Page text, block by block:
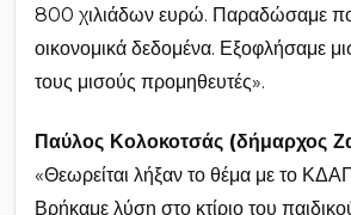
800 χιλιάδων ευρώ. Παραδώσαμε
οικονομικά δεδομένα. Εξοφλήσαμε
τους μισούς προμηθευτές».
Παύλος Κολοκοτσάς (δήμαρχος
«Θεωρείται λήξαν το θέμα με το
Βρήκαμε λύση στο κτίριο του